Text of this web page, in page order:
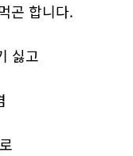
곤 합니다.
싫고